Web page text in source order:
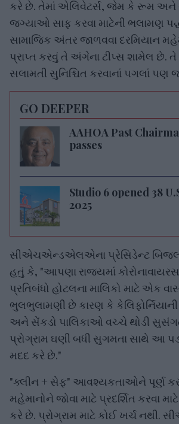
કરે છે. તેમાં એલિવેટર્સ, જેમ કે રૂમ અને
જગ્યાઓ સાફ કરવા માટેની ભલામણ
સામાજિક અંતર જાળવવા દરમિયાન
પ્રાપ્ત કરવું તે અંગેના ટીપ્સ શામેલ છે. તે
સલામતી સુનિશ્ચિત કરવાનાં પગલાં પણ
GO DEEPER
AAHOA Past
passes
Studio 6 opened 38
2025
સીએચએન્ડએલએના પ્રેસિડેન્ટ
હતું કે, "આપણા રાજ્યમાં
પ્રતિબંધો હોટલના માલિકો માટે એક
ભુલભુલામણી છે કારણ કે
અને સેંકડો પાલિકાઓ વચ્ચે થોડી
પ્રોગ્રામ ઘણી બધી સુગમતા સાથે આ
મદદ કરે છે."
"ક્લીન + સેફ" આવશ્યકતાઓને પૂર્ણ
મહેમાનોને જોવા માટે પ્રદર્શિત કરવા
કરે છે. પ્રોગ્રામ માટે કોઈ ખર્ચ નથી.